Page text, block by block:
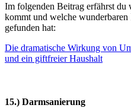
Im folgenden Beitrag erfährst du
kommt und welche
gefunden hat:
Die dramatische Wirkung von
und ein giftfreier Haushalt
15.) Darmsanierung